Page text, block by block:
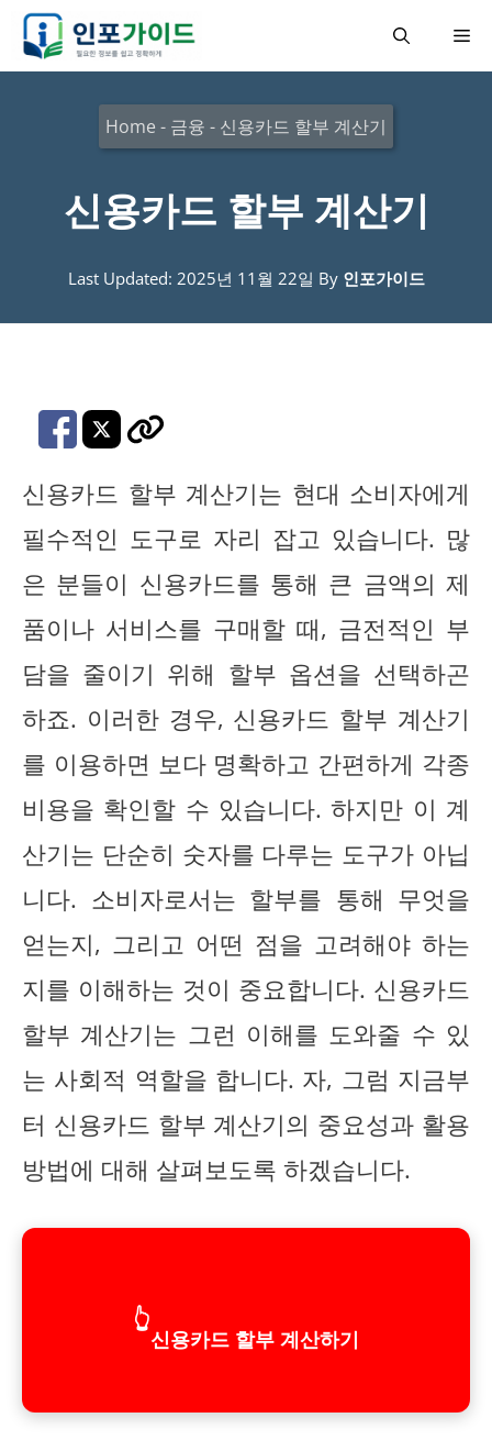
메
Home - 금융 - 신용카드 할부 계산기
신용카드 할부 계산기
Last Updated: 2025년 11월 22일 By 인포가이드
신용카드 할부 계산기는 현대 소비자에게
필수적인 도구로 자리 잡고 있습니다. 많
은 분들이 신용카드를 통해 큰 금액의 제
품이나 서비스를 구매할 때, 금전적인 부
담을 줄이기 위해 할부 옵션을 선택하곤
하죠. 이러한 경우, 신용카드 할부 계산기
를 이용하면 보다 명확하고 간편하게 각종
비용을 확인할 수 있습니다. 하지만 이 계
산기는 단순히 숫자를 다루는 도구가 아닙
니다. 소비자로서는 할부를 통해 무엇을
얻는지, 그리고 어떤 점을 고려해야 하는
지를 이해하는 것이 중요합니다. 신용카드
할부 계산기는 그런 이해를 도와줄 수 있
는 사회적 역할을 합니다. 자, 그럼 지금부
터 신용카드 할부 계산기의 중요성과 활용
방법에 대해 살펴보도록 하겠습니다.
👆
신용카드 할부 계산하기